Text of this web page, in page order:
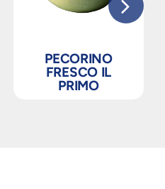
PECORINO
FRESCO IL
PRIMO